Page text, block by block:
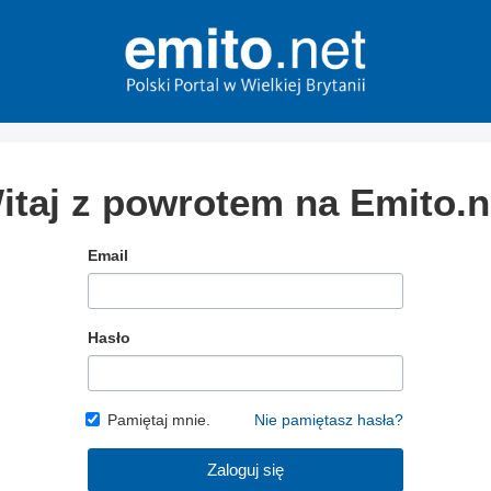
z powrotem na
Email
Hasło
Pamiętaj mnie. Nie pamiętasz hasła?
Zaloguj się